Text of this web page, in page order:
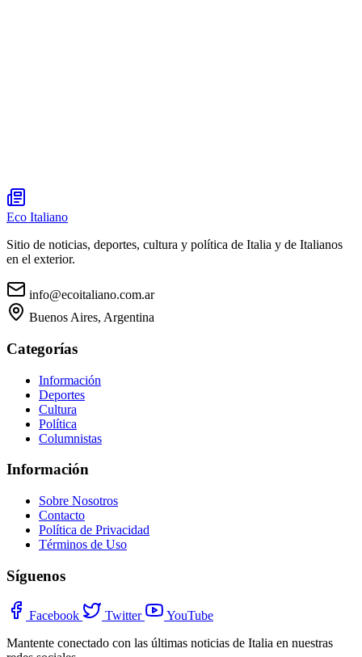
Eco Italiano
Sitio de noticias, deportes, cultura y política de Italia y de Italianos
en el exterior.
info@ecoitaliano.com.ar
Buenos Aires, Argentina
Categorías
Información
Deportes
Cultura
Política
Columnistas
Información
Sobre Nosotros
Contacto
Política de Privacidad
Términos de Uso
Síguenos
Facebook Twitter
YouTube
Mantente conectado con las últimas noticias de Italia en nuestras